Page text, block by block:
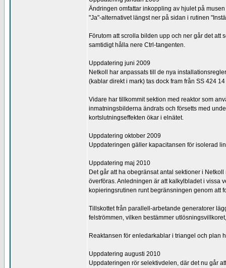
Ändringen omfattar inkoppling av hjulet på
"Ja"-alternativet längst ner på sidan i rutinen
Förutom att scrolla bilden upp och ner går det
samtidigt hålla nere Ctrl-tangenten.
Uppdatering juni 2009
Netkoll har anpassats till de nya
(kablar direkt i mark) tas dock fram från SS 424
Vidare har tillkommit sektion med reaktor som
inmatningsbilderna ändrats och försetts med
kortslutningseffekten ökar i elnätet.
Uppdatering oktober 2009
Uppdateringen gäller kapacitansen för isolerad
Uppdatering maj 2010
Det går att ha obegränsat antal sektioner i
överföras. Anledningen är att kalkylbladet i vissa
kopieringsrutinen runt begränsningen genom att
Tillskottet från parallell-arbetande generatorer
felströmmen, vilken bestämmer
Reaktansen för enledarkablar i triangel och plan
Uppdatering augusti 2010
Uppdateringen rör selektivdelen, där det nu går